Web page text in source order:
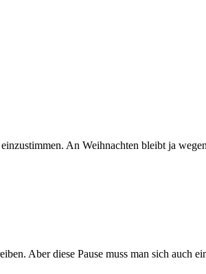
An Weihnachten bleibt ja
Aber diese Pause muss man sich auch